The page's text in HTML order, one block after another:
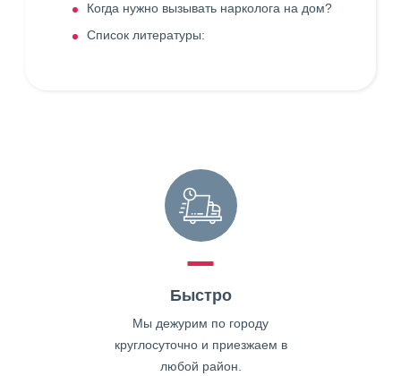
Когда нужно вызывать нарколога на дом?
Список литературы:
Быстро
Мы дежурим по городу
круглосуточно и приезжаем в
любой район.